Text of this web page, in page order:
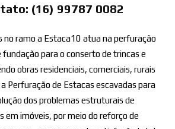
(16) 99787 0082
no ramo a Estaca10 atua na perfuração
fundação para o conserto de trincas e
obras residenciais, comerciais, rurais
Perfuração de Estacas escavadas para
dos problemas estruturais de
em imóveis, por meio do reforço de